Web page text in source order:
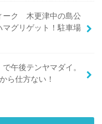
ーク 木更津中の島公
グリゲット！駐車場
午後テンヤマダイ。
ら仕方ない！